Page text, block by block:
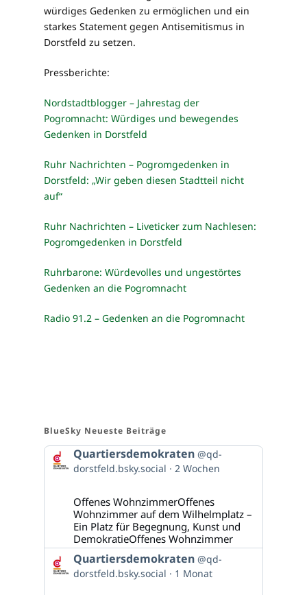
würdiges Gedenken zu ermöglichen und ein
starkes Statement gegen Antisemitismus in
Dorstfeld zu setzen.
Pressberichte:
Nordstadtblogger – Jahrestag der
Pogromnacht: Würdiges und bewegendes
Gedenken in Dorstfeld
Ruhr Nachrichten – Pogromgedenken in
Dorstfeld: „Wir geben diesen Stadtteil nicht
auf“
Ruhr Nachrichten – Liveticker zum Nachlesen:
Pogromgedenken in Dorstfeld
Ruhrbarone: Würdevolles und ungestörtes
Gedenken an die Pogromnacht
Radio 91.2 – Gedenken an die Pogromnacht
BlueSky Neueste Beiträge
Beitrag
von
Quartiersdemokraten
Bluesky
ansehen
Quartiersdemokraten @qd-
dorstfeld.bsky.social
2 Wochen
Offenes WohnzimmerOffenes
Wohnzimmer auf dem Wilhelmplatz –
Ein Platz für Begegnung, Kunst und
DemokratieOffenes Wohnzimmer
Beitrag
von
Quartiersdemokraten
Quartiersdemokraten @qd-
dorstfeld.bsky.social
1 Monat